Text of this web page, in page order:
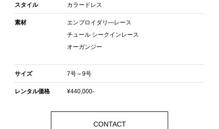
スタイル カラードレス
素材
エンブロイダリ―レース
チュール シークインレース
オーガンジー
サイズ 7号～9号
レンタル価格 ¥440,000-
CONTACT